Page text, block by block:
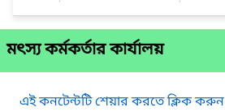
মৎস্য কর্মকর্তার কার্যালয়
এই কনটেন্টটি শেয়ার করতে ক্লিক করুন